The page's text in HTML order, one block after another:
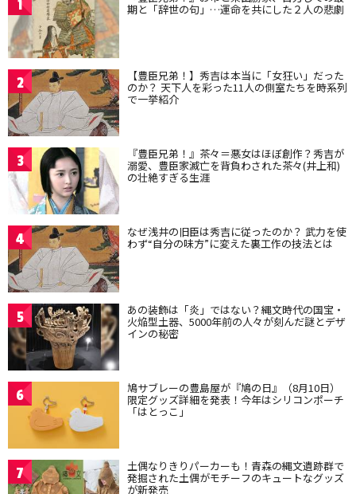
1 期と「辞世の句」…運命を共にした２人の悲劇
2 【豊臣兄弟！】秀吉は本当に「女狂い」だった
のか？ 天下人を彩った11人の側室たちを時系列
で一挙紹介
3 『豊臣兄弟！』茶々＝悪女はほぼ創作？秀吉が
溺愛、豊臣家滅亡を背負わされた茶々(井上和)
の壮絶すぎる生涯
4 なぜ浅井の旧臣は秀吉に従ったのか？ 武力を使
わず“自分の味方”に変えた裏工作の技法とは
5 あの装飾は「炎」ではない？縄文時代の国宝・
火焔型土器、5000年前の人々が刻んだ謎とデザ
インの秘密
6 鳩サブレーの豊島屋が『鳩の日』（8月10日）
限定グッズ詳細を発表！今年はシリコンポーチ
「はとっこ」
7 土偶なりきりパーカーも！青森の縄文遺跡群で
発掘された土偶がモチーフのキュートなグッズ
が新発売